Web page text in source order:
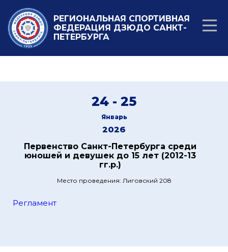
РЕГИОНАЛЬНАЯ СПОРТИВНАЯ
ФЕДЕРАЦИЯ ДЗЮДО САНКТ-
ПЕТЕРБУРГА
24 - 25
Январь
2026
Первенство Санкт-Петербурга среди
юношей и девушек до 15 лет (2012-13
гг.р.)
Место проведения: Лиговский 208
Регламент